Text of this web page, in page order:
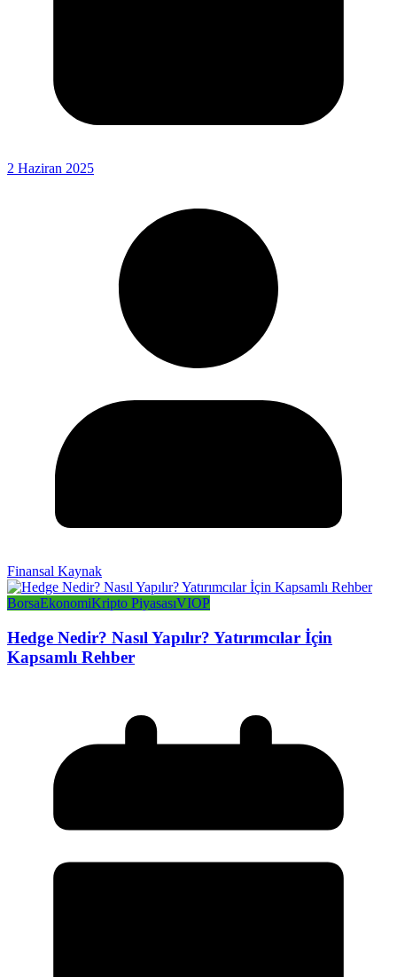
2 Haziran 2025
Finansal Kaynak
BorsaEkonomiKripto PiyasasıVIOP
Hedge Nedir? Nasıl Yapılır? Yatırımcılar İçin
Kapsamlı Rehber